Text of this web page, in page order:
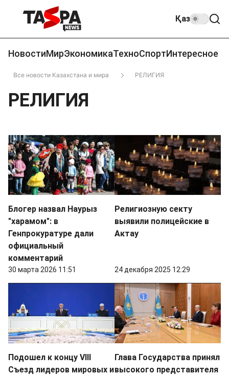
Қаз
НовостиМирЭкономикаТехноСпортИнтересное
Все новости Казахстана и мира РЕЛИГИЯ
РЕЛИГИЯ
Блогер назвал Наурыз
"харамом": в
Генпрокуратуре дали
официальный
комментарий
30 марта 2026 11:51
Религиозную секту
выявили полицейские в
Актау
24 декабря 2025 12:29
Подошел к концу VIII
Съезд лидеров мировых и
Глава Государства принял
высокого представителя